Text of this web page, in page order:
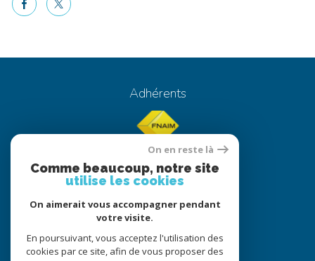
facebooktwitter
Adhérents
© 2022
Tous droits réservés
Traduction powered by Google
Nos honoraires
Plan du site
On en reste là
Comme beaucoup, notre site
utilise les cookies
On aimerait vous accompagner pendant
votre visite.
En poursuivant, vous acceptez l'utilisation des
cookies par ce site, afin de vous proposer des